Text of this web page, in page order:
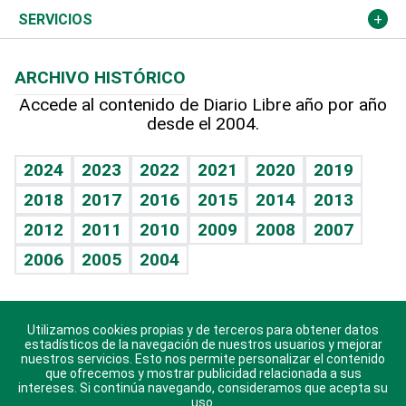
Resto del mundo
Economía personal
Podcast Arte Libre
Hablando con el pediatra
Vida y familia
Eñe
Celebrando la vida
Sin complejos
En pocas palabras
Escuchando al corazón
Economía Personal
Más deportes
TBT Deportivo
Columnistas
Más firmas
Cambio climático
Opinión
Hecho en casa
Guía del dinero
SERVICIOS
Cumpleaños
Horóscopos
Crucigramas
ARCHIVO HISTÓRICO
Accede al contenido de Diario Libre año por año
desde el 2004.
2024 2023 2022 2021 2020
2019
2018
2017 2016 2015 2014
2013
2012
2011 2010 2009 2008
2007
2006
2005 2004
Descarga nuestras aplicaciones para Android, iOS y
sistema Huawei.
Utilizamos cookies propias y de terceros para obtener datos
estadísticos de la navegación de nuestros usuarios y mejorar
nuestros servicios. Esto nos permite personalizar el contenido
que ofrecemos y mostrar publicidad relacionada a sus
intereses. Si continúa navegando, consideramos que acepta su
uso.